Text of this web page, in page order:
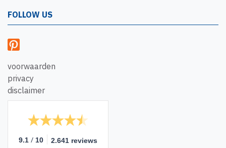
FOLLOW US
voorwaarden
privacy
disclaimer
9.1 / 10 2.641 reviews